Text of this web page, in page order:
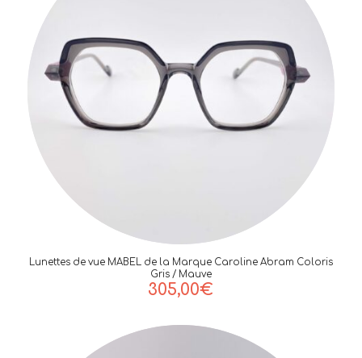
Lunettes de vue MABEL de la Marque Caroline Abram Coloris
Gris / Mauve
305,00€